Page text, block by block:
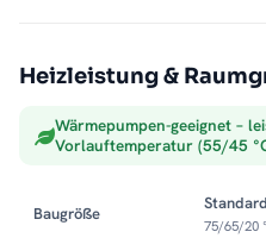
Als Warmwasser-
zusätzliche Energiekosten im
finden Sie in der Kategorie
Heizleistung &
Wärmepumpen-geeignet –
Vorlauftemperatur (55/45
Baugröße
Standard
75/65/20